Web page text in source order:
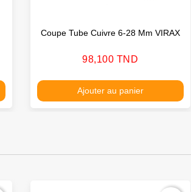
Coupe Tube Cuivre 6-28 Mm VIRAX
Prix
98,100 TND
Ajouter au panier